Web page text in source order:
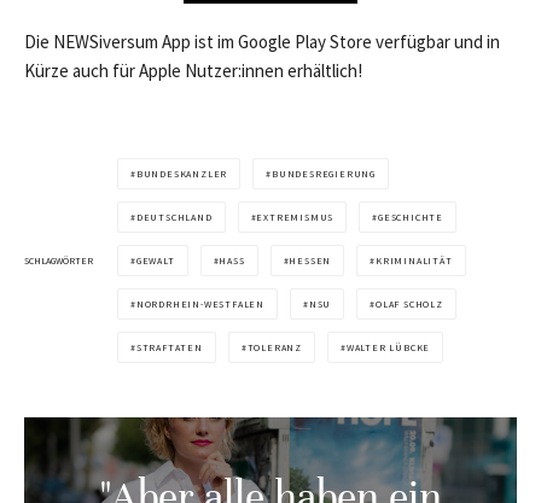
Die NEWSiversum App ist im Google Play Store verfügbar und in
Kürze auch für Apple Nutzer:innen erhältlich!
SCHLAGWÖRTER
BUNDESKANZLER BUNDESREGIERUNG
DEUTSCHLAND EXTREMISMUS GESCHICHTE
GEWALT HASS HESSEN KRIMINALITÄT
NORDRHEIN-WESTFALEN NSU OLAF SCHOLZ
STRAFTATEN TOLERANZ WALTER LÜBCKE